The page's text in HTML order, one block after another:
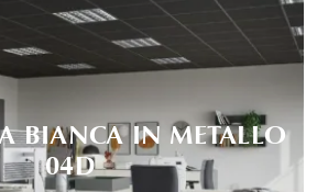
BIANCA IN METALLO
04D